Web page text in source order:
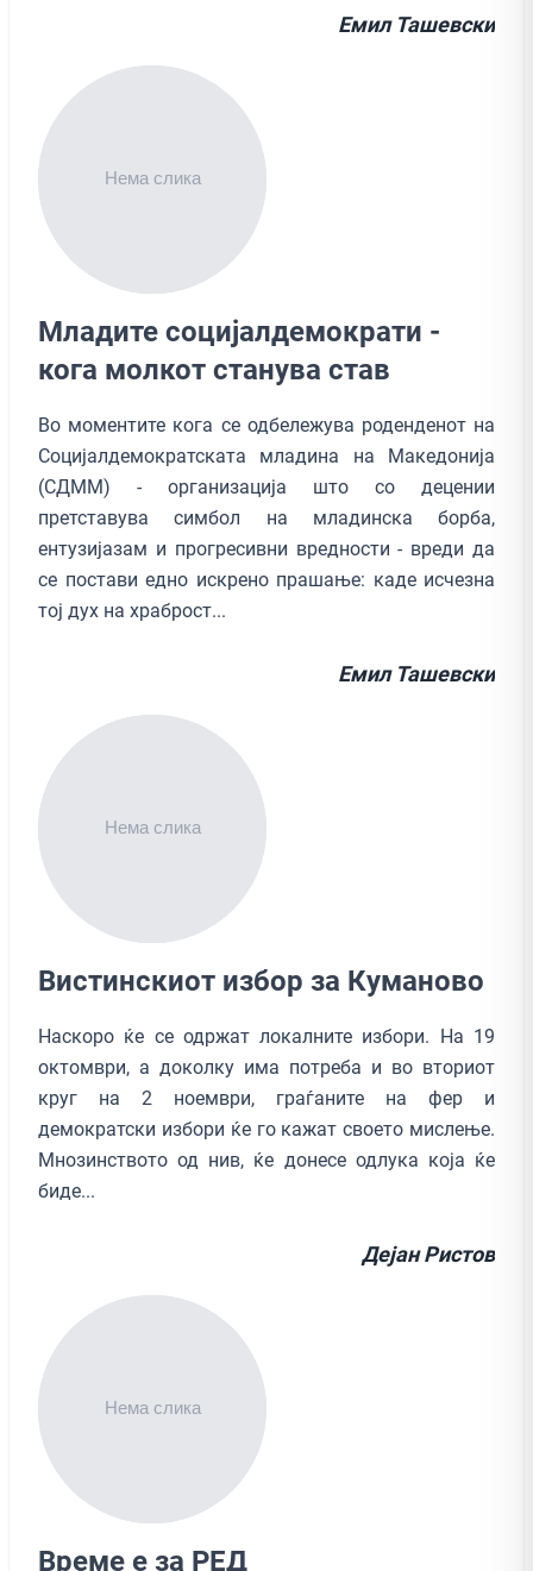
Емил Ташевски
Младите социјалдемократи -
кога молкот станува став
Во моментите кога се одбележува роденденот на
Социјалдемократската младина на Македонија
(СДММ) - организација што со децении
претставува симбол на младинска борба,
ентузијазам и прогресивни вредности - вреди да
се постави едно искрено прашање: каде исчезна
тој дух на храброст...
Емил Ташевски
Вистинскиот избор за Куманово
Наскоро ќе се одржат локалните избори. На 19
октомври, а доколку има потреба и во вториот
круг на 2 ноември, граѓаните на фер и
демократски избори ќе го кажат своето мислење.
Мнозинството од нив, ќе донесе одлука која ќе
биде...
Дејан Ристов
Време е за РЕД